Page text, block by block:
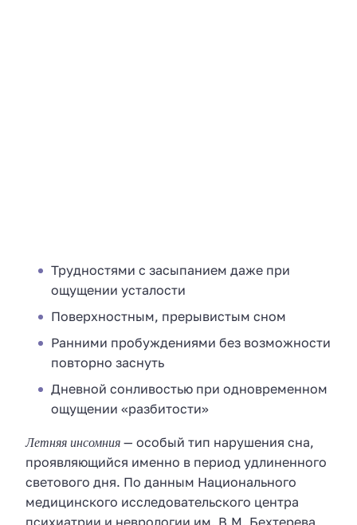
Трудностями с засыпанием даже при
ощущении усталости
Поверхностным, прерывистым сном
Ранними пробуждениями без возможности
повторно заснуть
Дневной сонливостью при одновременном
ощущении «разбитости»
Летняя инсомния — особый тип нарушения сна,
проявляющийся именно в период удлиненного
светового дня. По данным Национального
медицинского исследовательского центра
психиатрии и неврологии им. В.М. Бехтерева,